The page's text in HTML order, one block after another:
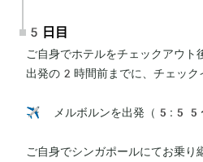
5日目
ご自身でホテルをチェックアウト
出発の2時間前までに、チェック
✈️ メルボルンを出発（
ご自身でシンガポールにてお乗り